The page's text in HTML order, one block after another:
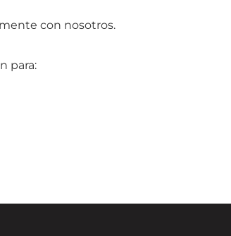
con nosotros.
para: